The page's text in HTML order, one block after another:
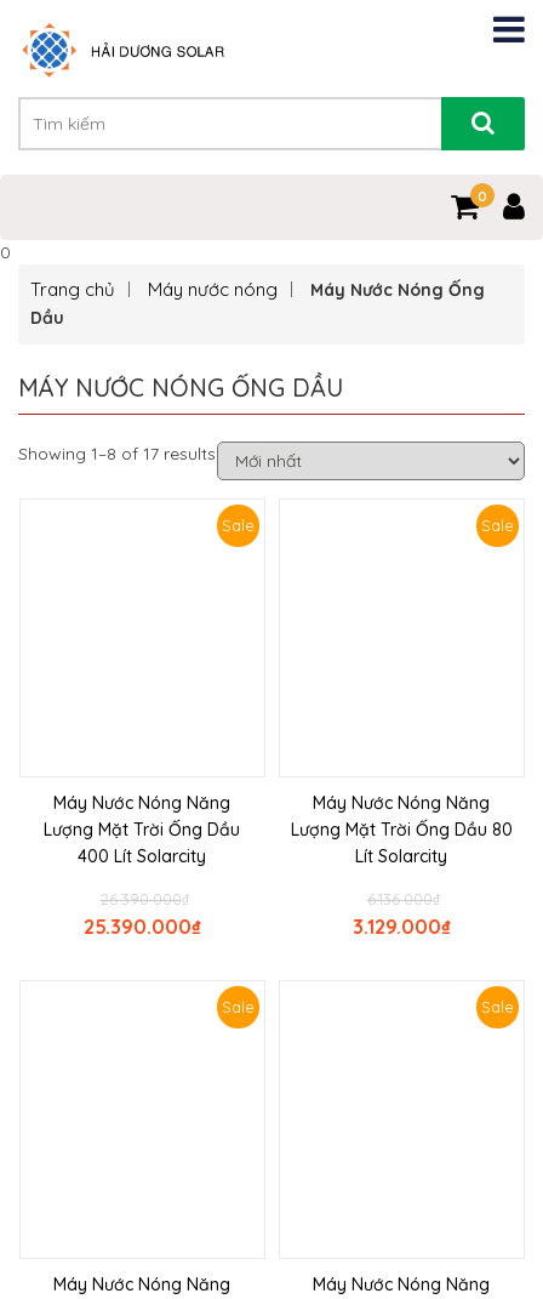
0
0
Trang chủ Máy nước nóng
Máy Nước Nóng Ống
Dầu
MÁY NƯỚC NÓNG ỐNG DẦU
Showing 1–8 of 17 results
Sale
Máy Nước Nóng Năng
Lượng Mặt Trời Ống Dầu
400 Lít Solarcity
₫
26.390.000
₫
25.390.000
Sale
Máy Nước Nóng Năng
Lượng Mặt Trời Ống Dầu 80
Lít Solarcity
₫
6.136.000
₫
3.129.000
Sale
Máy Nước Nóng Năng
Sale
Máy Nước Nóng Năng